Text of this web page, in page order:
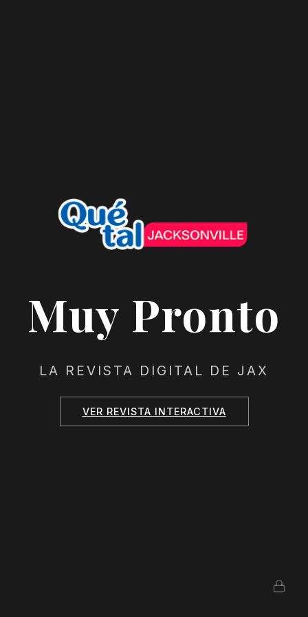
Muy Pronto
LA REVISTA DIGITAL DE JAX
VER REVISTA INTERACTIVA